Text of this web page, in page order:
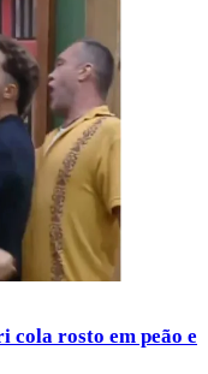
cola rosto em peão e